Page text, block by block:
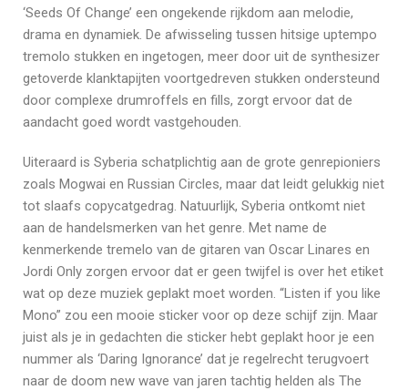
‘Seeds Of Change’ een ongekende rijkdom aan melodie,
drama en dynamiek. De afwisseling tussen hitsige uptempo
tremolo stukken en ingetogen, meer door uit de synthesizer
getoverde klanktapijten voortgedreven stukken ondersteund
door complexe drumroffels en fills, zorgt ervoor dat de
aandacht goed wordt vastgehouden.
Uiteraard is Syberia schatplichtig aan de grote genrepioniers
zoals Mogwai en Russian Circles, maar dat leidt gelukkig niet
tot slaafs copycatgedrag. Natuurlijk, Syberia ontkomt niet
aan de handelsmerken van het genre. Met name de
kenmerkende tremelo van de gitaren van Oscar Linares en
Jordi Only zorgen ervoor dat er geen twijfel is over het etiket
wat op deze muziek geplakt moet worden. “Listen if you like
Mono” zou een mooie sticker voor op deze schijf zijn. Maar
juist als je in gedachten die sticker hebt geplakt hoor je een
nummer als ‘Daring Ignorance’ dat je regelrecht terugvoert
naar de doom new wave van jaren tachtig helden als The